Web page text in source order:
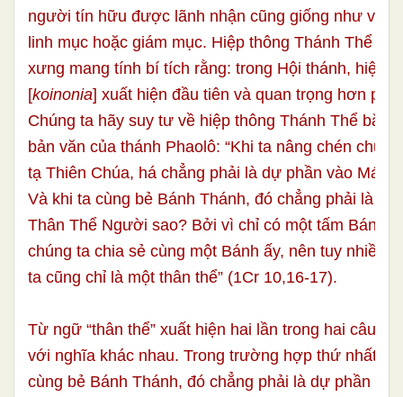
người tín hữu được lãnh nhận cũng giống như việc
linh mục hoặc giám mục. Hiệp thông Thánh Thể là
xưng mang tính bí tích rằng: trong Hội thánh, hiệp
[koinonia] xuất hiện đầu tiên và quan trọng hơn
Chúng ta hãy suy tư về hiệp thông Thánh Thể bắt
bản văn của thánh Phaolô: “Khi ta nâng chén chúc
tạ Thiên Chúa, há chẳng phải là dự phần vào Máu
Và khi ta cùng bẻ Bánh Thánh, đó chẳng phải là dự
Thân Thể Người sao? Bởi vì chỉ có một tấm Bánh,
chúng ta chia sẻ cùng một Bánh ấy, nên tuy nhiều
ta cũng chỉ là một thân thể” (1Cr 10,16-17).
Từ ngữ “thân thể” xuất hiện hai lần trong hai câu
với nghĩa khác nhau. Trong trường hợp thứ nhất
cùng bẻ Bánh Thánh, đó chẳng phải là dự phần